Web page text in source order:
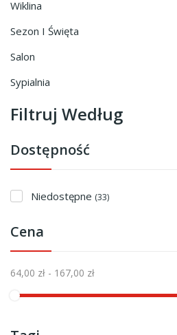
Wiklina
Sezon I Święta
Salon
Sypialnia
Filtruj Według
Dostępność
Niedostępne (33)
Cena
64,00 zł - 167,00 zł